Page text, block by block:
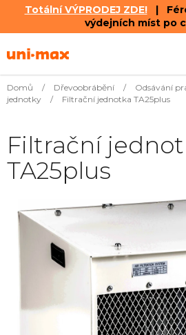
Totální VÝPRODEJ ZDE!|
výdejních míst po
na
Domů / Dřevoobrábění / Odsávání
jednotky
/ Filtrační jednotka TA25plus
Filtrační
TA25plus